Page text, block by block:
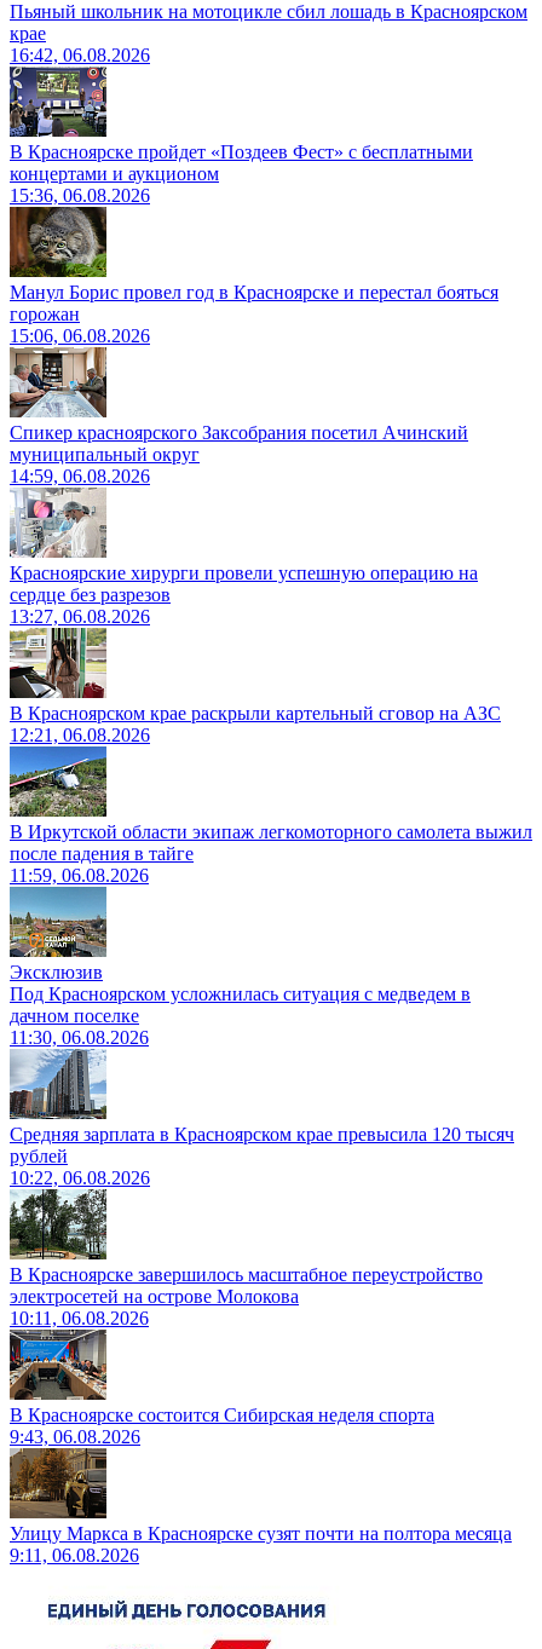
Пьяный школьник на мотоцикле сбил лошадь в Красноярском
крае
16:42, 06.08.2026
В Красноярске пройдет «Поздеев Фест» с бесплатными
концертами и аукционом
15:36, 06.08.2026
Манул Борис провел год в Красноярске и перестал бояться
горожан
15:06, 06.08.2026
Спикер красноярского Заксобрания посетил Ачинский
муниципальный округ
14:59, 06.08.2026
Красноярские хирурги провели успешную операцию на
сердце без разрезов
13:27, 06.08.2026
В Красноярском крае раскрыли картельный сговор на АЗС
12:21, 06.08.2026
В Иркутской области экипаж легкомоторного самолета выжил
после падения в тайге
11:59, 06.08.2026
Эксклюзив
Под Красноярском усложнилась ситуация с медведем в
дачном поселке
11:30, 06.08.2026
Средняя зарплата в Красноярском крае превысила 120 тысяч
рублей
10:22, 06.08.2026
В Красноярске завершилось масштабное переустройство
электросетей на острове Молокова
10:11, 06.08.2026
В Красноярске состоится Сибирская неделя спорта
9:43, 06.08.2026
Улицу Маркса в Красноярске сузят почти на полтора месяца
9:11, 06.08.2026